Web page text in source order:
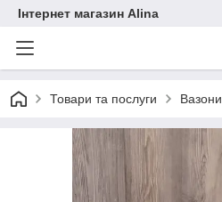
Інтернет магазин Alina
Товари та послуги Вазони